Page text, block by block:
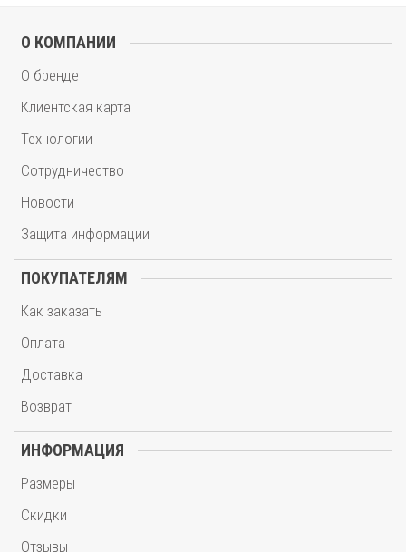
О КОМПАНИИ
О бренде
Клиентская карта
Технологии
Сотрудничество
Новости
Защита информации
ПОКУПАТЕЛЯМ
Как заказать
Оплата
Доставка
Возврат
ИНФОРМАЦИЯ
Размеры
Скидки
Отзывы